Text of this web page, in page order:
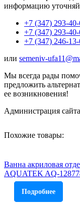
информацию
+7 (347) 293-
+7 (347) 293-
+7 (347) 246-
или semeniv-
Мы всегда рады
предложить
ее возникновения!
Администрация
Похожие товары:
Ванна акриловая
AQUATEK AQ-
Подробнее